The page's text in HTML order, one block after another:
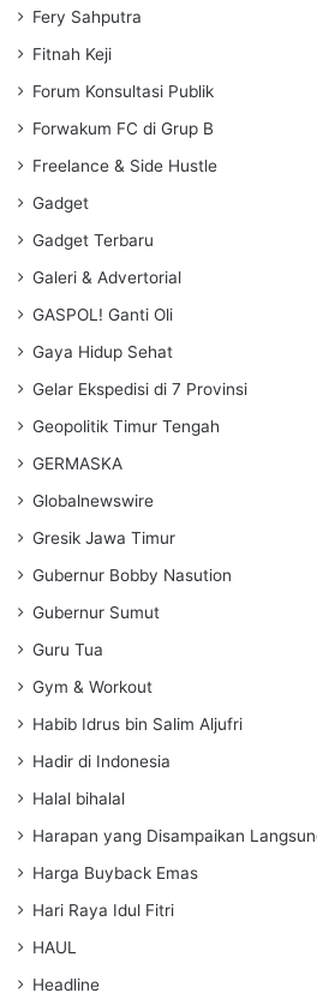
Fery Sahputra
Fitnah Keji
Forum Konsultasi Publik
Forwakum FC di Grup B
Freelance & Side Hustle
Gadget
Gadget Terbaru
Galeri & Advertorial
GASPOL! Ganti Oli
Gaya Hidup Sehat
Gelar Ekspedisi di 7 Provinsi
Geopolitik Timur Tengah
GERMASKA
Globalnewswire
Gresik Jawa Timur
Gubernur Bobby Nasution
Gubernur Sumut
Guru Tua
Gym & Workout
Habib Idrus bin Salim Aljufri
Hadir di Indonesia
Halal bihalal
Harapan yang Disampaikan
Harga Buyback Emas
Hari Raya Idul Fitri
HAUL
Headline